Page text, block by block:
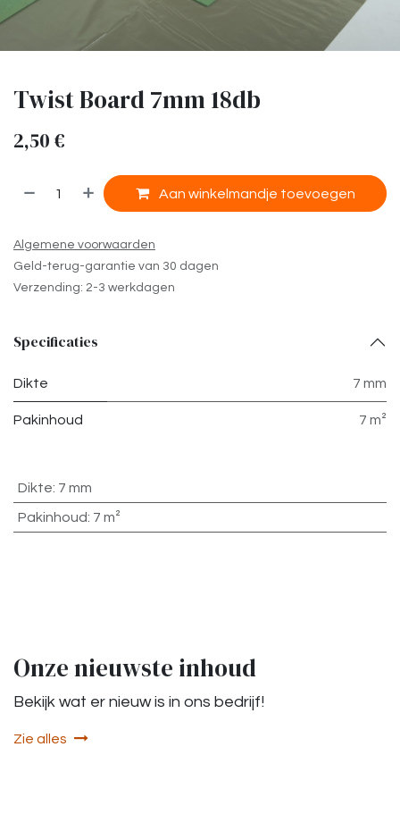
Twist Board 7mm 18db
2,50 €
Aan winkelmandje toevoegen
Algemene voorwaarden
Geld-terug-garantie van 30 dagen
Verzending: 2-3 werkdagen
Specificaties
Dikte 7 mm
Pakinhoud 7 m²
Dikte: 7 mm
Pakinhoud: 7 m²
Onze nieuwste inhoud
Bekijk wat er nieuw is in ons bedrijf!
Zie alles